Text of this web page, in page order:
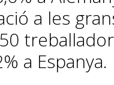
a les
a Espanya.